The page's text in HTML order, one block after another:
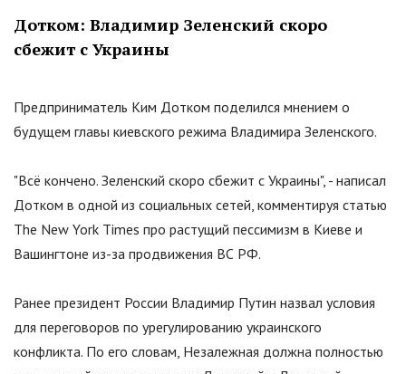
Дотком: Владимир Зеленский скоро
сбежит с Украины
Предприниматель Ким Дотком поделился мнением о
будущем главы киевского режима Владимира Зеленского.
"Всё кончено. Зеленский скоро сбежит с Украины", - написал
Дотком в одной из социальных сетей, комментируя статью
The New York Times про растущий пессимизм в Киеве и
Вашингтоне из-за продвижения ВС РФ.
Ранее президент России Владимир Путин назвал условия
для переговоров по урегулированию украинского
конфликта. По его словам, Незалежная должна полностью